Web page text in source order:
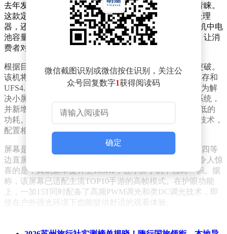
去年发布的一加13T凭借出色的表现赢得了众多用户的青睐。
这款定价3399元起的小屏旗舰不仅搭载了骁龙8至尊版处理
器，还配备了6260mAh的大容量电池，成为当时小屏手机中电
池容量最大的机型之一。正是由于一加13T的优异表现，让消
费者对即将到来的一加15T充满期待。
根据目前掌握的爆料信息，一加15T在性能方面将再次突破。
该机将采用骁龙8至尊版处理器，搭配LPDDR5X Ultra内存和
UFS4.1存储组合，安兔兔V11跑分预计将超过445万分。为解
决小屏手机散热难题，一加15T引入了全新的冰河散热系统，
并新增P3独显芯片，可实现更稳定的游戏画面插帧和更低的
功耗。网络连接方面，该机支持WiFi7、蓝牙5.4和5G-A技术，
配置相当全面。
屏幕是一加15T的一大亮点。这款手机采用6.32英寸极窄四等
边直屏设计，分辨率达到1.5K，显示效果清晰细腻。更令人惊
喜的是，其刷新率提升至165Hz，在小屏手机中独树一帜。据
称，该屏幕已适配主流TOP10手游的高帧模式。在护眼功能
上，一加15T同时配备了高频PWM调光和类DC调光技术，即
使在户外强光环境下也能提供舒适的观看体验。
7500mAh硅碳负极冰川单电芯电池，在6.32英寸的小机身中实
微信截图识别或微信按住识别，关注公
众号回复数字1获得阅读码
确定